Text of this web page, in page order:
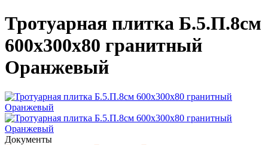
Тротуарная плитка Б.5.П.8см
600х300х80 гранитный
Оранжевый
Документы